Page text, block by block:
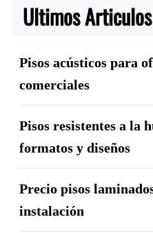
Ultimos Articulos
Pisos acústicos para
comerciales
Pisos resistentes a la
formatos y diseños
Precio pisos
instalación